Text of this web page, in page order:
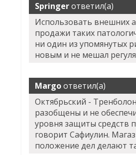
Springerответил(а)
Использовать внешних
продажи таких
ни один из упомянутых
новым и не мешал
Margoответил(а)
Октябрьский -
разобщены и не
уровня защиты средств
говорит Сафиулин.
положение дел делают